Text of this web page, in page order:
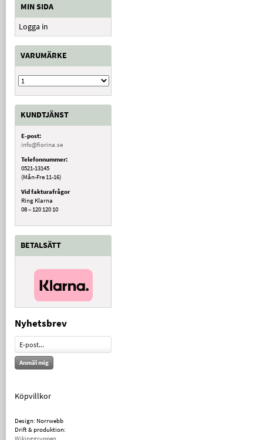
MIN SIDA
Logga in
VARUMÄRKE
KUNDTJÄNST
E-post:
info@fiorina.se
Telefonnummer:
0521-13145
(Mån-Fre 11-16)
Vid fakturafrågor
Ring Klarna
08 – 120 120 10
BETALSÄTT
Nyhetsbrev
Anmäl mig
Köpvillkor
Design: Norrwebb
Drift & produktion:
Wikinggruppen